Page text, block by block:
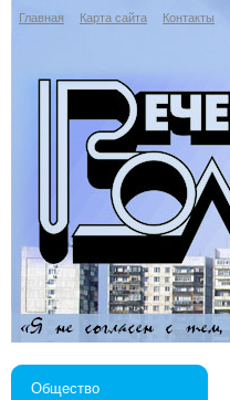
Главная Карта сайта Контакты
Общество